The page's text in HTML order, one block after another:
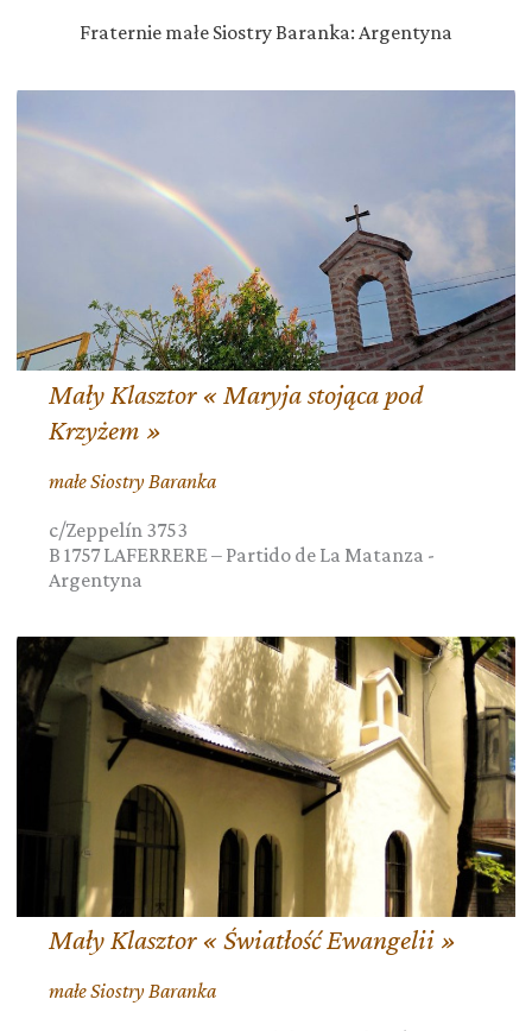
Fraternie małe Siostry Baranka: Argentyna
Mały Klasztor « Maryja stojąca pod
Krzyżem »
małe Siostry Baranka
c/Zeppelín 3753
B 1757LAFERRERE – Partido de La Matanza -
Argentyna
Mały Klasztor « Światłość Ewangelii »
małe Siostry Baranka